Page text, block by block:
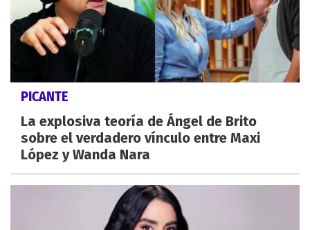
PICANTE
La explosiva teoría de Ángel de Brito
sobre el verdadero vínculo entre Maxi
López y Wanda Nara